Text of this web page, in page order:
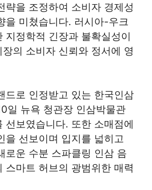
략을 조정하여 소비자 경제성
을 미쳤습니다. 러시아-우크
지정학적 긴장과 불확실성이
의 소비자 신뢰와 정서에 영
드로 인정받고 있는 한국인삼
일 뉴욕 청관장 인삼박물관
선보였습니다. 또한 소매점에
을 선보이며 입지를 넓히고
로운 수분 스파클링 인삼 음
스마트 허브의 광범위한 매력